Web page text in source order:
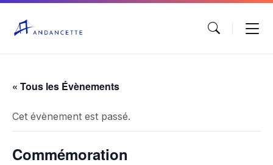
« Tous les Évènements
Cet évènement est passé.
Commémoration